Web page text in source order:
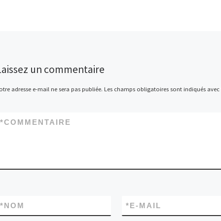
un commentaire
adresse e-mail ne sera pas publiée. Les champs obligatoires sont indiqués avec
COMMENTAIRE
*
NOM
* E-MAIL
*